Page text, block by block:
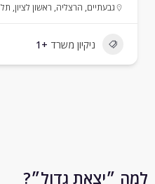
גדול״?
גבעתיים,הרצליה,ראשון לציון,תל אביב - יפו
ניקיון משרד +1